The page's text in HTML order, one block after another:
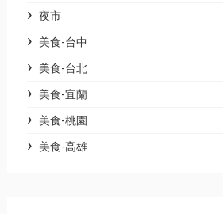
夜市
美食-台中
美食-台北
美食-宜蘭
美食-桃園
美食-高雄